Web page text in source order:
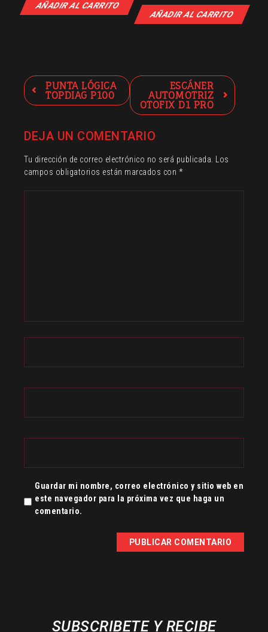
AÑADIR AL CARRITO
AÑADIR AL CARRITO
Navegación
de
PUNTA LÓGICA
TOPDIAG P100
ESCÁNER
AUTOMOTRIZ
OTOFIX D1 PRO
DEJA UN COMENTARIO
Tu dirección de correo electrónico no será publicada. Los
campos obligatorios están marcados con *
Guardar mi nombre, correo electrónico y sitio web en
este navegador para la próxima vez que haga un
comentario.
SUBSCRIBETE Y RECIBE